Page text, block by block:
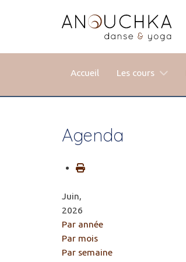
Accueil Les cours
Agenda
Juin,
2026
Par année
Par mois
Par semaine